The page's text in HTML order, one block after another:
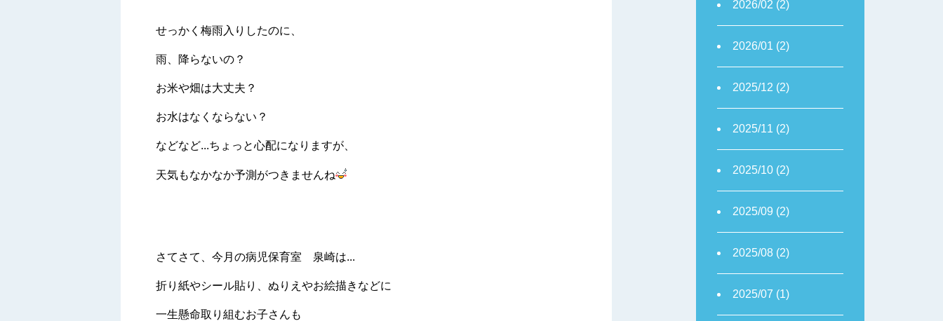
2026/02 (2)
2026/01 (2)
2025/12 (2)
2025/11 (2)
2025/10 (2)
2025/09 (2)
2025/08 (2)
2025/07 (1)
せっかく梅雨入りしたのに、
雨、降らないの？
お米や畑は大丈夫？
お水はなくならない？
などなど...ちょっと心配になりますが、
天気もなかなか予測がつきませんね
さてさて、今月の病児保育室 泉崎は...
折り紙やシール貼り、ぬりえやお絵描きなどに
一生懸命取り組むお子さんも